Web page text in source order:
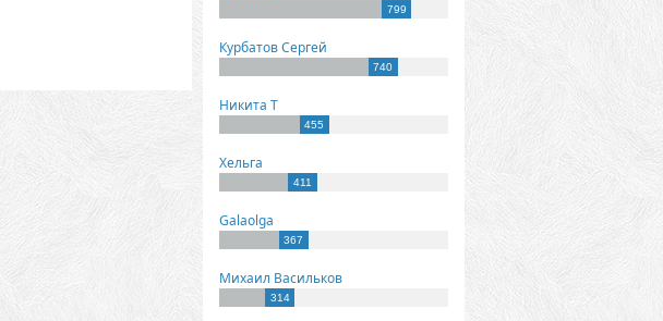
799
Курбатов Сергей
740
Никита Т
455
Хельга
411
Galaolga
367
Михаил Васильков
314